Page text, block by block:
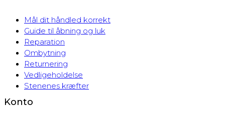
Mål dit håndled korrekt
Guide til åbning og luk
Reparation
Ombytning
Returnering
Vedligeholdelse
Stenenes kræfter
Konto